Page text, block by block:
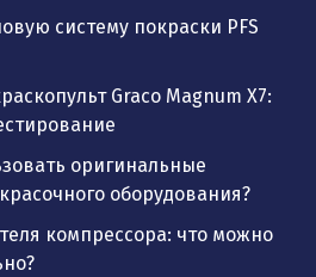
систему покраски PFS
Graco Magnum X7:
оригинальные
оборудования?
компрессора: что можно